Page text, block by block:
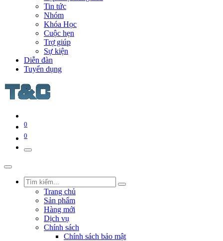
Tin tức
Nhóm
Khóa Học
Cuộc hẹn
Trợ giúp
Sự kiện
Diễn đàn
Tuyển dụng
0
0
Trang chủ
Sản phẩm
Hàng mới
Dịch vụ
Chính sách
Chính sách bảo mật